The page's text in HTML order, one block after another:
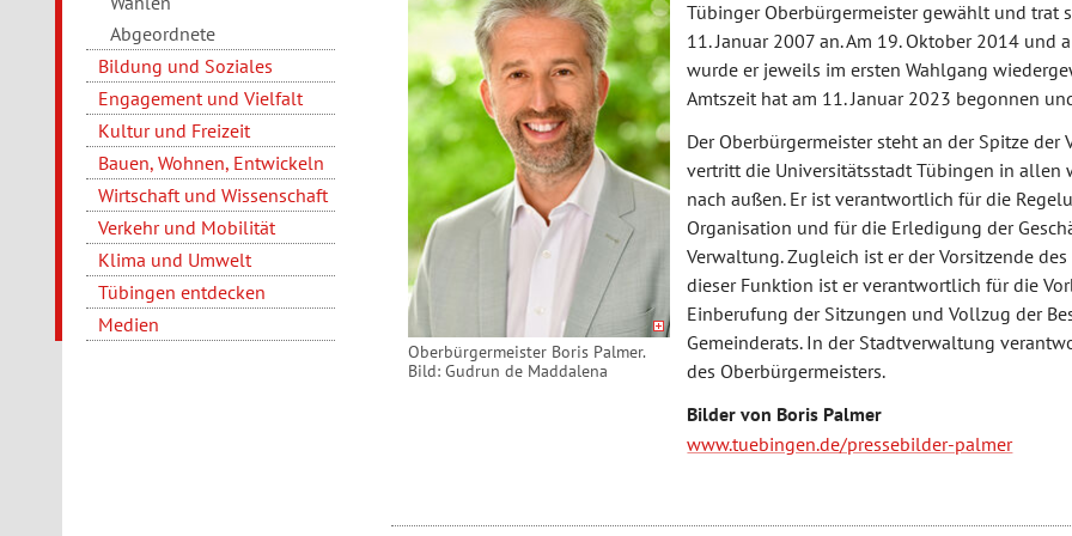
Abgeordnete
Bildung und Soziales
Engagement und Vielfalt
Kultur und Freizeit
Bauen, Wohnen, Entwickeln
Wirtschaft und Wissenschaft
Verkehr und Mobilität
Klima und Umwelt
Tübingen entdecken
Medien
Oberbürger­meister Boris Palmer.
Bild: Gudrun de Maddalena
Tübinger Oberbürgermeister gewählt und trat
11. Januar 2007 an. Am 19. Oktober 2014 und
wurde er jeweils im ersten Wahlgang
Amtszeit hat am 11. Januar 2023 begonnen
Der Oberbürgermeister steht an der Spitze der
vertritt die Universitätsstadt Tübingen in allen
nach außen. Er ist verantwortlich für die
Organisation und für die Erledigung der
Verwaltung. Zugleich ist er der Vorsitzende
dieser Funktion ist er verantwortlich für die
Einberufung der Sitzungen und Vollzug der
Gemeinderats. In der Stadtverwaltung
des Oberbürgermeisters.
Bilder von Boris Palmer
www.tuebingen.de/pressebilder-palmer